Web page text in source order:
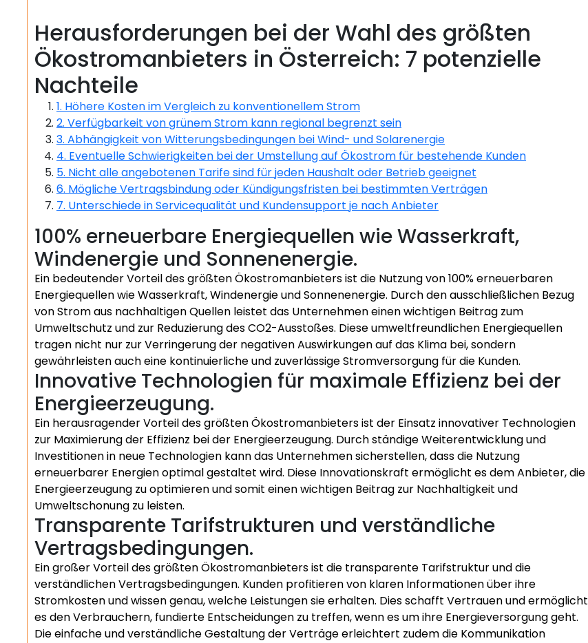
Herausforderungen bei der Wahl des größten
Ökostromanbieters in Österreich: 7 potenzielle
Nachteile
1. Höhere Kosten im Vergleich zu konventionellem Strom
2. Verfügbarkeit von grünem Strom kann regional begrenzt sein
3. Abhängigkeit von Witterungsbedingungen bei Wind- und Solarenergie
4. Eventuelle Schwierigkeiten bei der Umstellung auf Ökostrom für bestehende Kunden
5. Nicht alle angebotenen Tarife sind für jeden Haushalt oder Betrieb geeignet
6. Mögliche Vertragsbindung oder Kündigungsfristen bei bestimmten Verträgen
7. Unterschiede in Servicequalität und Kundensupport je nach Anbieter
100% erneuerbare Energiequellen wie Wasserkraft,
Windenergie und Sonnenenergie.
Ein bedeutender Vorteil des größten Ökostromanbieters ist die Nutzung von 100% erneuerbaren
Energiequellen wie Wasserkraft, Windenergie und Sonnenenergie. Durch den ausschließlichen Bezug
von Strom aus nachhaltigen Quellen leistet das Unternehmen einen wichtigen Beitrag zum
Umweltschutz und zur Reduzierung des CO2-Ausstoßes. Diese umweltfreundlichen Energiequellen
tragen nicht nur zur Verringerung der negativen Auswirkungen auf das Klima bei, sondern
gewährleisten auch eine kontinuierliche und zuverlässige Stromversorgung für die Kunden.
Innovative Technologien für maximale Effizienz bei der
Energieerzeugung.
Ein herausragender Vorteil des größten Ökostromanbieters ist der Einsatz innovativer Technologien
zur Maximierung der Effizienz bei der Energieerzeugung. Durch ständige Weiterentwicklung und
Investitionen in neue Technologien kann das Unternehmen sicherstellen, dass die Nutzung
erneuerbarer Energien optimal gestaltet wird. Diese Innovationskraft ermöglicht es dem Anbieter, die
Energieerzeugung zu optimieren und somit einen wichtigen Beitrag zur Nachhaltigkeit und
Umweltschonung zu leisten.
Transparente Tarifstrukturen und verständliche
Vertragsbedingungen.
Ein großer Vorteil des größten Ökostromanbieters ist die transparente Tarifstruktur und die
verständlichen Vertragsbedingungen. Kunden profitieren von klaren Informationen über ihre
Stromkosten und wissen genau, welche Leistungen sie erhalten. Dies schafft Vertrauen und ermöglicht
es den Verbrauchern, fundierte Entscheidungen zu treffen, wenn es um ihre Energieversorgung geht.
Die einfache und verständliche Gestaltung der Verträge erleichtert zudem die Kommunikation